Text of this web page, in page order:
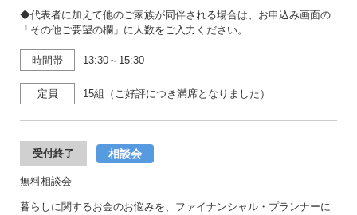
◆代表者に加えて他のご家族が同伴される場合は、お申込み画面の
「その他ご要望の欄」に人数をご入力ください。
時間帯 13:30～15:30
定員 15組（ご好評につき満席となりました）
受付終了 相談会
無料相談会
暮らしに関するお金のお悩みを、ファイナンシャル・プランナーに